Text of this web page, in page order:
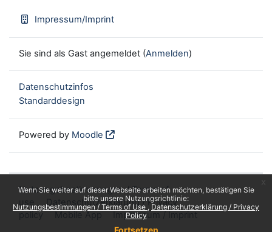
Wenn Sie weiter auf dieser Webseite arbeiten möchten, bestätigen Sie
bitte unsere Nutzungsrichtlinie:
Nutzungsbestimmungen / Terms of Use
Datenschutzerklärung / Privacy
Policy
Fortsetzen
Impressum/Imprint
Sie sind als Gast angemeldet (Anmelden)
Datenschutzinfos
Standarddesign
Powered by Moodle
Nutzungsbestimmungen / Terms of
use
Datenschutzerklärung / Privacy
policy
Mobile App Impressum / Imprint